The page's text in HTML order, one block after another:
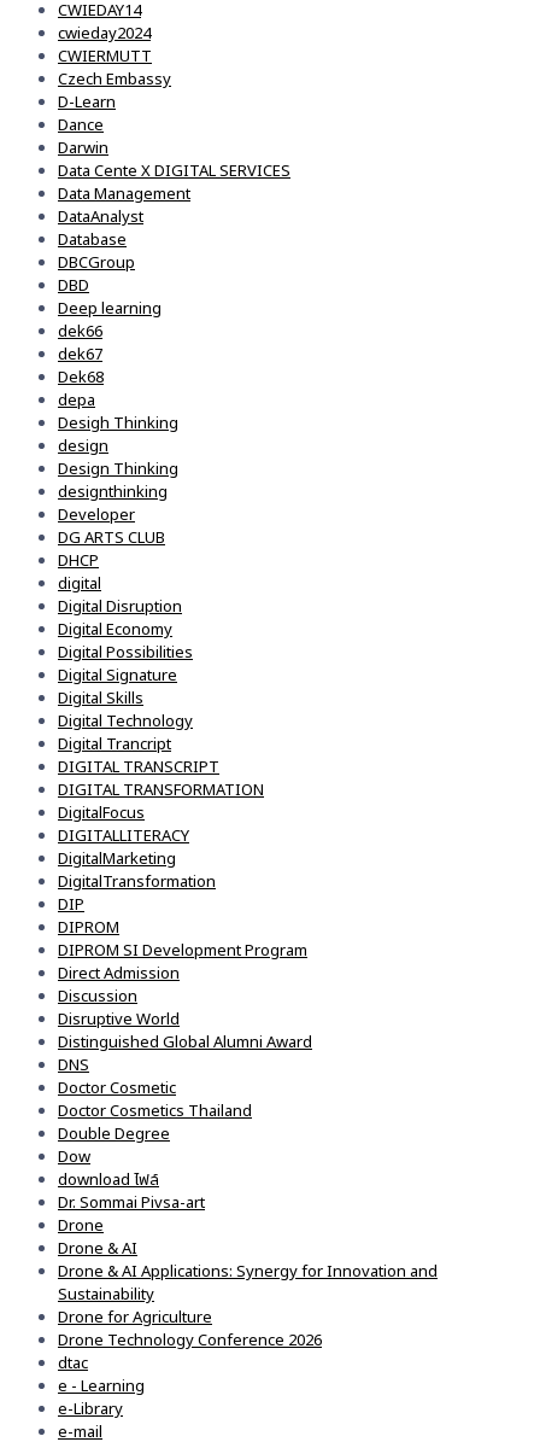
CWIEDAY14
cwieday2024
CWIERMUTT
Czech Embassy
D-Learn
Dance
Darwin
Data Cente X DIGITAL SERVICES
Data Management
DataAnalyst
Database
DBCGroup
DBD
Deep learning
dek66
dek67
Dek68
depa
Desigh Thinking
design
Design Thinking
designthinking
Developer
DG ARTS CLUB
DHCP
digital
Digital Disruption
Digital Economy
Digital Possibilities
Digital Signature
Digital Skills
Digital Technology
Digital Trancript
DIGITAL TRANSCRIPT
DIGITAL TRANSFORMATION
DigitalFocus
DIGITALLITERACY
DigitalMarketing
DigitalTransformation
DIP
DIPROM
DIPROM SI Development Program
Direct Admission
Discussion
Disruptive World
Distinguished Global Alumni Award
DNS
Doctor Cosmetic
Doctor Cosmetics Thailand
Double Degree
Dow
download ไฟล์
Dr. Sommai Pivsa-art
Drone
Drone & AI
Drone & AI Applications: Synergy for Innovation and
Sustainability
Drone for Agriculture
Drone Technology Conference 2026
dtac
e - Learning
e-Library
e-mail